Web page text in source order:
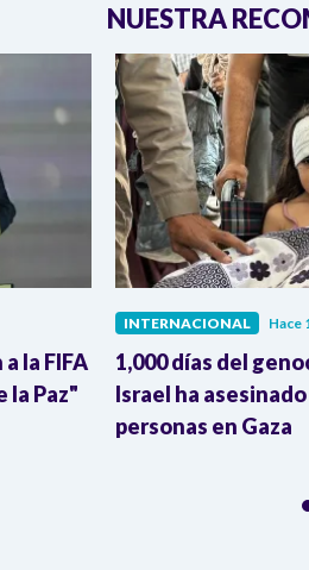
NUESTRA
la FIFA
la Paz"
INTERNACIONAL Hace
1,000 días del
Israel ha asesinado
personas en Gaza